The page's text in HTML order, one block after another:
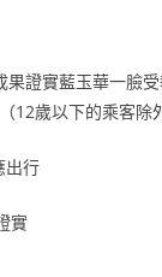
證實藍玉華一臉
歲以下的乘客除
出行
實